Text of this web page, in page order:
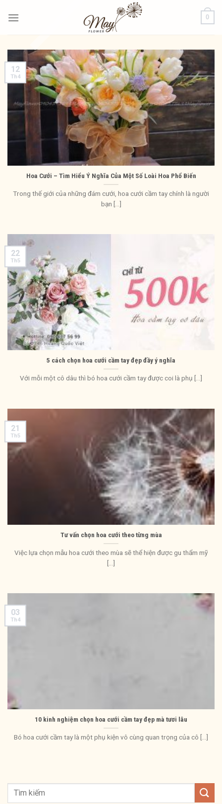
qua
0
Hoa Cưới – Tìm Hiểu Ý Nghĩa Của Một Số Loài Hoa Phổ Biến
Trong thế giới của những đám cưới, hoa cưới cầm tay chính là người
bạn [...]
12
Th4
5 cách chọn hoa cưới cầm tay đẹp đầy ý nghĩa
Với mỗi một cô dâu thì bó hoa cưới cầm tay được coi là phụ [...]
22
Th5
Tư vấn chọn hoa cưới theo từng mùa
Việc lựa chọn mẫu hoa cưới theo mùa sẽ thể hiện được gu thẩm mỹ
[...]
21
Th5
10 kinh nghiệm chọn hoa cưới cầm tay đẹp mà tươi lâu
Bó hoa cưới cầm tay là một phụ kiện vô cùng quan trọng của cô [...]
03
Th4